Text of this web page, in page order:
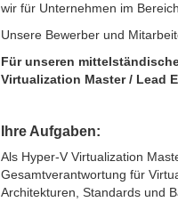
wir für Unternehmen im
Unsere Bewerber und
Für unseren
Virtualization Master / Lead
Ihre Aufgaben:
Als Hyper‑V Virtualization
Gesamtverantwortung für
Architekturen, Standards und